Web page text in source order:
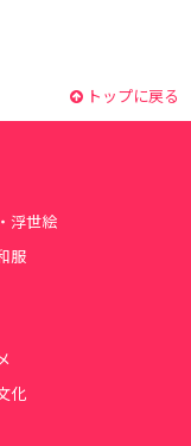
トップに戻る
浮世絵
服
化